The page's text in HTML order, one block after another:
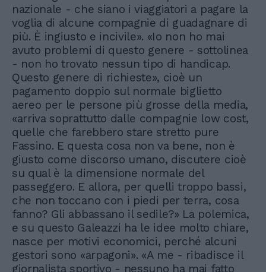
nazionale - che siano i viaggiatori a pagare la
voglia di alcune compagnie di guadagnare di
più. È ingiusto e incivile». «Io non ho mai
avuto problemi di questo genere - sottolinea
- non ho trovato nessun tipo di handicap.
Questo genere di richieste», cioè un
pagamento doppio sul normale biglietto
aereo per le persone più grosse della media,
«arriva soprattutto dalle compagnie low cost,
quelle che farebbero stare stretto pure
Fassino. E questa cosa non va bene, non è
giusto come discorso umano, discutere cioè
su qual è la dimensione normale del
passeggero. E allora, per quelli troppo bassi,
che non toccano con i piedi per terra, cosa
fanno? Gli abbassano il sedile?» La polemica,
e su questo Galeazzi ha le idee molto chiare,
nasce per motivi economici, perché alcuni
gestori sono «arpagoni». «A me - ribadisce il
giornalista sportivo - nessuno ha mai fatto